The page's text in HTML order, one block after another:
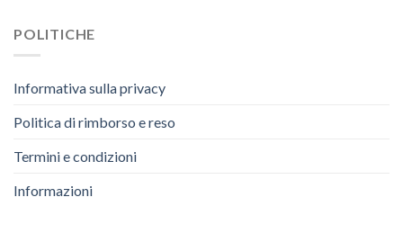
POLITICHE
Informativa sulla privacy
Politica di rimborso e reso
Termini e condizioni
Informazioni